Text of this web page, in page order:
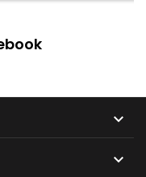

